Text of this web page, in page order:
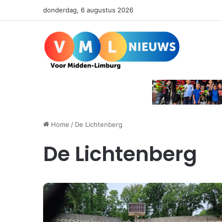
donderdag, 6 augustus 2026
Home / De Lichtenberg
De Lichtenberg